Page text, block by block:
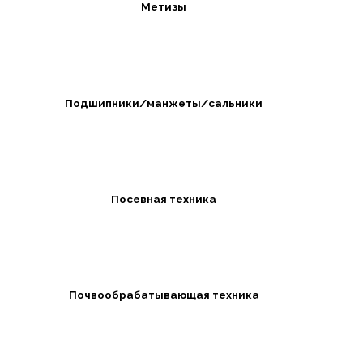
Метизы
Подшипники/манжеты/сальники
Посевная техника
Почвообрабатывающая техника